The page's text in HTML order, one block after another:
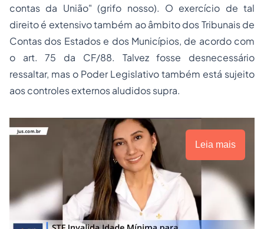
contas da União" (grifo nosso). O exercício de tal
direito é extensivo também ao âmbito dos Tribunais de
Contas dos Estados e dos Municípios, de acordo com
o art. 75 da CF/88. Talvez fosse desnecessário
ressaltar, mas o Poder Legislativo também está sujeito
aos controles externos aludidos supra.
Leia mais